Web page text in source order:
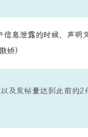
息泄露的时候，声明
娇）
及发帖量达到此前